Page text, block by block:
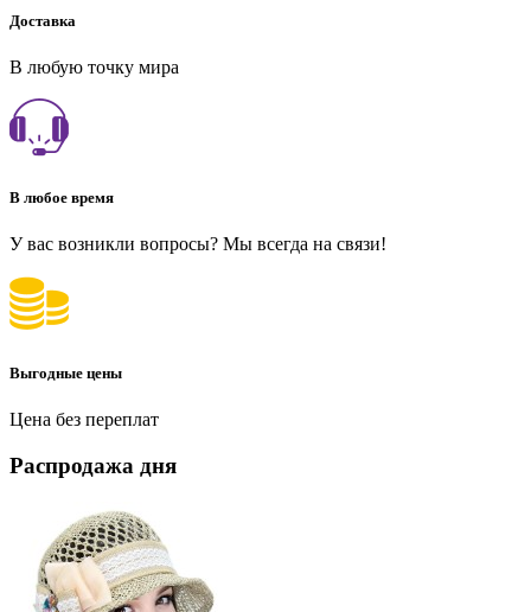
Доставка
В любую точку мира
В любое время
У вас возникли вопросы? Мы всегда на связи!
Выгодные цены
Цена без переплат
Распродажа дня